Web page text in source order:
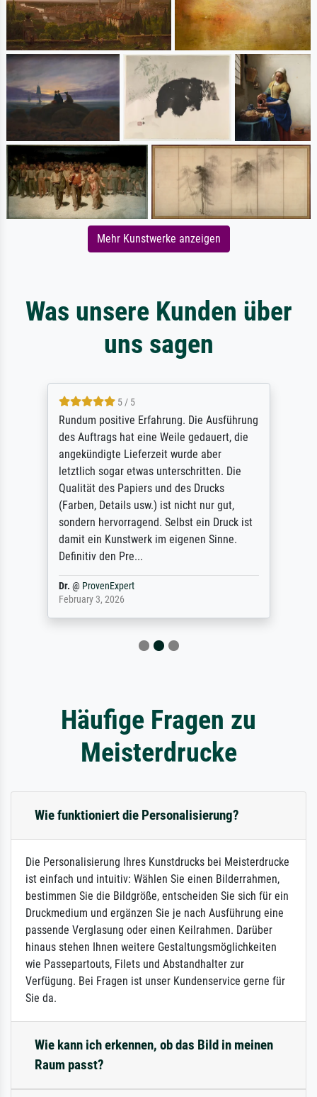
Mehr Kunstwerke anzeigen
Was unsere Kunden über
uns sagen
5 / 5
Rundum positive Erfahrung. Die Ausführung
des Auftrags hat eine Weile gedauert, die
angekündigte Lieferzeit wurde aber
letztlich sogar etwas unterschritten. Die
Qualität des Papiers und des Drucks
(Farben, Details usw.) ist nicht nur gut,
sondern hervorragend. Selbst ein Druck ist
damit ein Kunstwerk im eigenen Sinne.
Definitiv den Pre...
Dr. @ ProvenExpert
February 3, 2026
Häufige Fragen zu
Meisterdrucke
Wie funktioniert die Personalisierung?
Die Personalisierung Ihres Kunstdrucks bei Meisterdrucke
ist einfach und intuitiv: Wählen Sie einen Bilderrahmen,
bestimmen Sie die Bildgröße, entscheiden Sie sich für ein
Druckmedium und ergänzen Sie je nach Ausführung eine
passende Verglasung oder einen Keilrahmen. Darüber
hinaus stehen Ihnen weitere Gestaltungsmöglichkeiten
wie Passepartouts, Filets und Abstandhalter zur
Verfügung. Bei Fragen ist unser Kundenservice gerne für
Sie da.
Wie kann ich erkennen, ob das Bild in meinen
Raum passt?